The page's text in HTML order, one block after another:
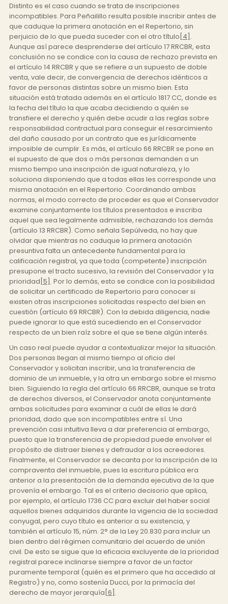
Distinto es el caso cuando se trata de inscripciones
incompatibles. Para Peñailillo resulta posible inscribir antes de
que caduque la primera anotación en el Repertorio, sin
perjuicio de lo que pueda suceder con el otro título [4] .
Aunque así parece desprenderse del artículo 17 RRCBR, esta
conclusión no se condice con la causa de rechazo prevista en
el artículo 14 RRCBR y que se refiere a un supuesto de doble
venta, vale decir, de convergencia de derechos idénticos a
favor de personas distintas sobre un mismo bien. Esta
situación está tratada además en el artículo 1817 CC, donde es
la fecha del título la que acaba decidiendo a quién se
transfiere el derecho y quién debe acudir a las reglas sobre
responsabilidad contractual para conseguir el resarcimiento
del daño causado por un contrato que es jurídicamente
imposible de cumplir. Es más, el artículo 66 RRCBR se pone en
el supuesto de que dos o más personas demanden a un
mismo tiempo una inscripción de igual naturaleza, y lo
soluciona disponiendo que a todas ellas les corresponde una
misma anotación en el Repertorio. Coordinando ambas
normas, el modo correcto de proceder es que el Conservador
examine conjuntamente los títulos presentados e inscriba
aquel que sea legalmente admisible, rechazando los demás
(artículo 13 RRCBR). Como señala Sepúlveda, no hay que
olvidar que mientras no caduque la primera anotación
presuntiva falta un antecedente fundamental para la
calificación registral, ya que toda (competente) inscripción
presupone el tracto sucesivo, la revisión del Conservador y la
prioridad [5] . Por lo demás, esto se condice con la posibilidad
de solicitar un certificado de Repertorio para conocer si
existen otras inscripciones solicitadas respecto del bien en
cuestión (artículo 69 RRCBR). Con la debida diligencia, nadie
puede ignorar lo que está sucediendo en el Conservador
respecto de un bien raíz sobre el que se tiene algún interés.
Un caso real puede ayudar a contextualizar mejor la situación.
Dos personas llegan al mismo tiempo al oficio del
Conservador y solicitan inscribir, una la transferencia de
dominio de un inmueble, y la otra un embargo sobre el mismo
bien. Siguiendo la regla del artículo 66 RRCBR, aunque se trata
de derechos diversos, el Conservador anota conjuntamente
ambas solicitudes para examinar a cuál de ellas le dará
prioridad, dado que son incompatibles entre sí. Una
prevención casi intuitiva lleva a dar preferencia al embargo,
puesto que la transferencia de propiedad puede envolver el
propósito de distraer bienes y defraudar a los acreedores.
Finalmente, el Conservador se decanta por la inscripción de la
compraventa del inmueble, pues la escritura pública era
anterior a la presentación de la demanda ejecutiva de la que
provenía el embargo. Tal es el criterio decisorio que aplica,
por ejemplo, el artículo 1736 CC para excluir del haber social
aquellos bienes adquiridos durante la vigencia de la sociedad
conyugal, pero cuyo título es anterior a su existencia, y
también el artículo 15, núm. 2° de la Ley 20.830 para incluir un
bien dentro del régimen comunitario del acuerdo de unión
civil. De esto se sigue que la eficacia excluyente de la prioridad
registral parece inclinarse siempre a favor de un factor
puramente temporal (quién es el primero que ha accedido al
Registro) y no, como sostenía Ducci, por la primacía del
derecho de mayor jerarquía [6] .